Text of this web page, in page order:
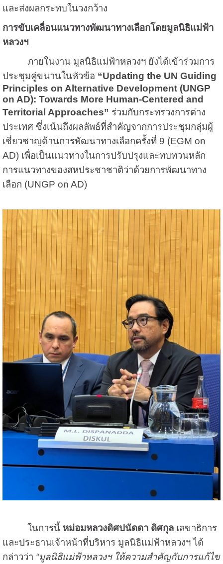
และส่งผลกระทบในวงกว้าง
การขับเคลื่อนแนวทางพัฒนาทางเลือกโดยมูลนิธิแม่ฟ้า
หลวงฯ
ภายในงาน มูลนิธิแม่ฟ้าหลวงฯ ยังได้เข้าร่วมการ
ประชุมคู่ขนานในหัวข้อ “Updating the UN Guiding
Principles on Alternative Development (UNGP
on AD): Towards More Human-Centered and
Territorial Approaches” ร่วมกับกระทรวงการต่าง
ประเทศ ซึ่งเน้นถึงผลลัพธ์ที่สำคัญจากการประชุมกลุ่มผู้
เชี่ยวชาญด้านการพัฒนาทางเลือกครั้งที่ 9 (EGM on
AD) เพื่อเป็นแนวทางในการปรับปรุงและทบทวนหลัก
การแนวทางของสหประชาชาติว่าด้วยการพัฒนาทาง
เลือก (UNGP on AD)
ในการนี้ หม่อมหลวงดิศปนัดดา ดิศกุลเลขาธิการ
และประธานเจ้าหน้าที่บริหาร มูลนิธิแม่ฟ้าหลวงฯ ได้
กล่าวว่า “มูลนิธิแม่ฟ้าหลวงฯ ให้ความสำคัญกับการแก้ไข